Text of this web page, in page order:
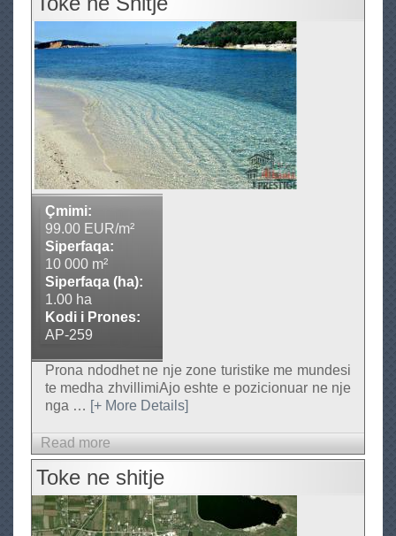
e
r
k
a
t
r
o
r
)
o
t
T
o
k
e
p
e
S
h
t
Çmimi:
99.00 EUR/m²
Siperfaqa:
10 000 m²
Siperfaqa (ha):
1.00 ha
Kodi i Prones:
AP-259
Prona ndodhet ne nje zone turistike me mundesi
te medha zhvillimiAjo eshte e pozicionuar ne nje
nga … [+ More Details]
Read more
b
o
u
t
Toke ne shitje